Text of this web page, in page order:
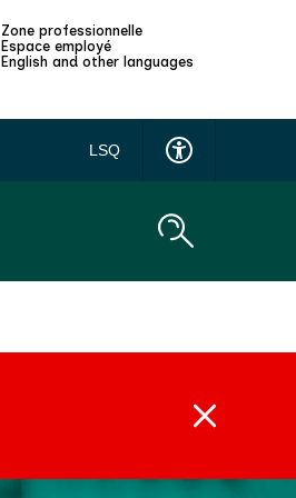
Zone professionnelle
Espace employé
English and other languages
LSQ
Fermer
Alternatives